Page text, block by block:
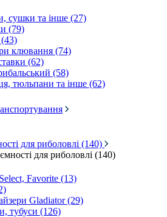
сушки та інше (27)
(79)
клювання (74)
(62)
(58)
тюльпани та інше (62)
для риболовлі (140)
для риболовлі (140)
Favorite (13)
Gladiator (29)
тубуси (126)